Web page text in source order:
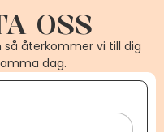
OSS
återkommer vi till dig
dag.